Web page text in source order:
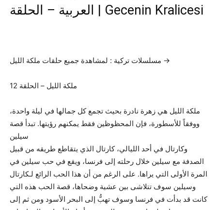
العربية – الحلقة | Gecenin Kralicesi
مسلسلات تركية : لمشاهدة جميع حلقات ملكة الليل →
12 ملكة الليل – الحلقة
ملكة الليل هي زهرة نادرة بحيث تجمع كل جمالها في ليلة واحدة،
ووفقاً للأسطورة، فإن المحظوظين فقط يمكنهم رؤيتها. تبدأ قصة
سيلين
وكارتال في أحد الليالي، كارتال الذي يتقاطع طريقه من قبيل
الصدفة مع سيلين خلال رحلته إلى فرنسا، ويقع في حب سيلين في
المرة الأولى التي يراها. على الرغم من أن هذا الحب الرائع لـكارتال
وسيلين سوف تتلاشى بين عشية وضحاها، قصة الحب هذه التي
كانت قد بدأت في فرنسا وسوف تهبُّ إلى البحر الأسود ومن ثم إلى